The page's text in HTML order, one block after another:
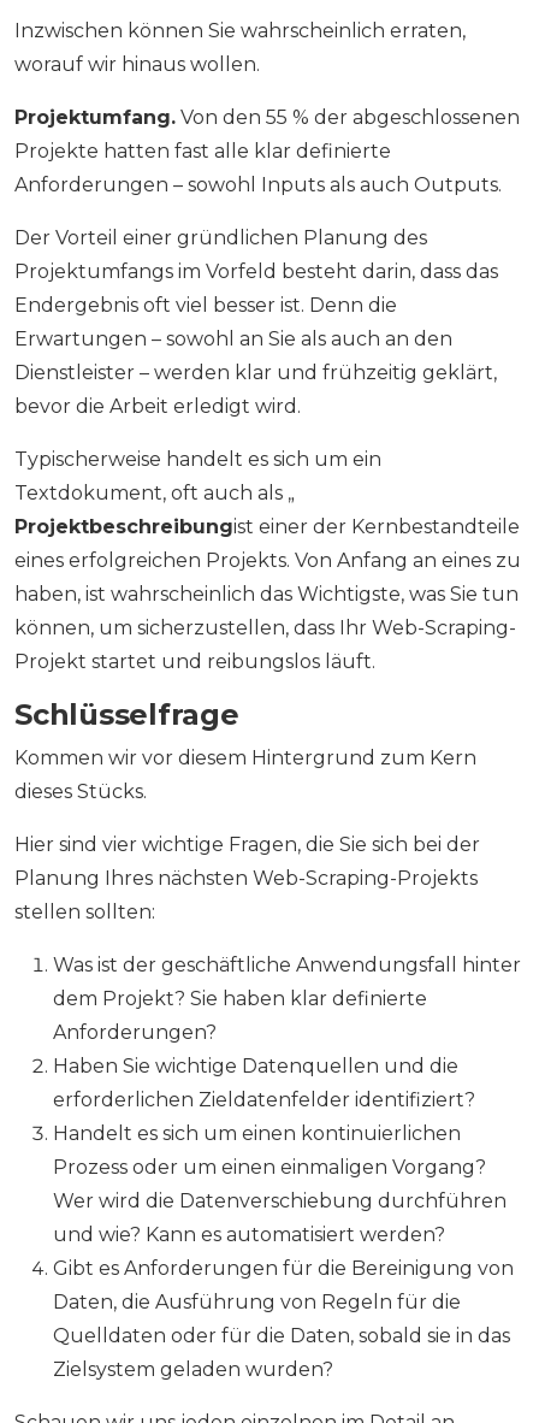
Inzwischen können Sie wahrscheinlich erraten,
worauf wir hinaus wollen.
Projektumfang. Von den 55 % der abgeschlossenen
Projekte hatten fast alle klar definierte
Anforderungen – sowohl Inputs als auch Outputs.
Der Vorteil einer gründlichen Planung des
Projektumfangs im Vorfeld besteht darin, dass das
Endergebnis oft viel besser ist. Denn die
Erwartungen – sowohl an Sie als auch an den
Dienstleister – werden klar und frühzeitig geklärt,
bevor die Arbeit erledigt wird.
Typischerweise handelt es sich um ein
Textdokument, oft auch als „
Projektbeschreibungist einer der Kernbestandteile
eines erfolgreichen Projekts. Von Anfang an eines zu
haben, ist wahrscheinlich das Wichtigste, was Sie tun
können, um sicherzustellen, dass Ihr Web-Scraping-
Projekt startet und reibungslos läuft.
Schlüsselfrage
Kommen wir vor diesem Hintergrund zum Kern
dieses Stücks.
Hier sind vier wichtige Fragen, die Sie sich bei der
Planung Ihres nächsten Web-Scraping-Projekts
stellen sollten:
Was ist der geschäftliche Anwendungsfall hinter
dem Projekt? Sie haben klar definierte
Anforderungen?
Haben Sie wichtige Datenquellen und die
erforderlichen Zieldatenfelder identifiziert?
Handelt es sich um einen kontinuierlichen
Prozess oder um einen einmaligen Vorgang?
Wer wird die Datenverschiebung durchführen
und wie? Kann es automatisiert werden?
Gibt es Anforderungen für die Bereinigung von
Daten, die Ausführung von Regeln für die
Quelldaten oder für die Daten, sobald sie in das
Zielsystem geladen wurden?